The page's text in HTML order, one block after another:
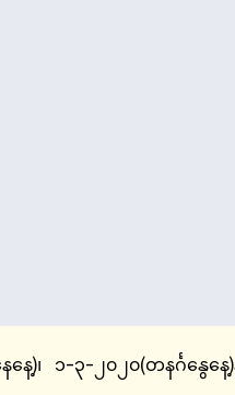
၁-၃-၂၀၂၀(တနင်္ဂနွေနေ့